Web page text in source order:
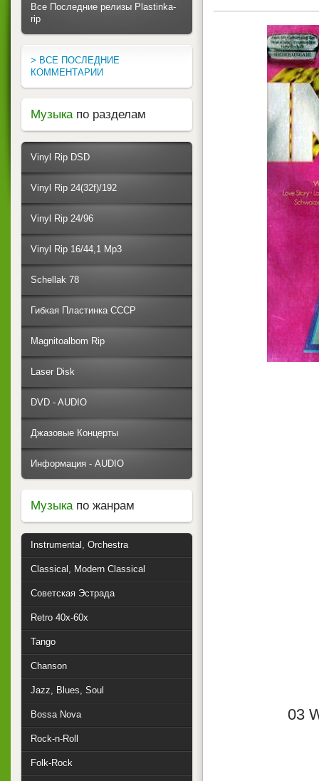
03
Все Последние релизы Plastinka-
rip
> ВСЕ ПОСЛЕДНИЕ
КОММЕНТАРИИ
Музыка по разделам
Vinyl Rip DSD
Vinyl Rip 24(32f)/192
Vinyl Rip 24/96
Vinyl Rip 16/44,1 Mp3
Schellak 78
Гибкая Пластинка СССР
Magnitoalbom Rip
Laser Disk
DVD - AUDIO
Джазовые Концерты
Информация - AUDIO
Музыкапо жанрам
Instrumental, Orchestra
Classical, Modern Classical
Советская Эстрада
Retro 40x-60x
Tango
Chanson
Jazz, Blues, Soul
Bossa Nova
Rock-n-Roll
Folk-Rock